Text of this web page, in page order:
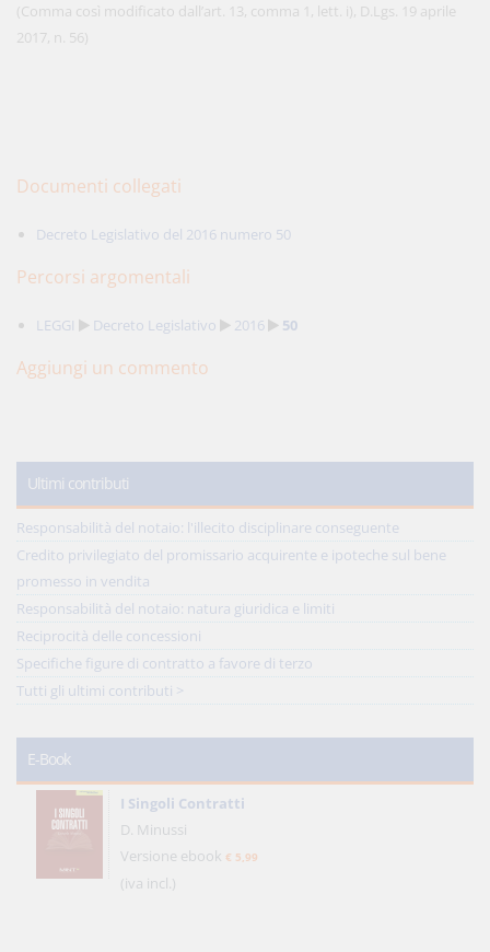
(Comma così modificato dall’art. 13, comma 1, lett. i), D.Lgs. 19 aprile
2017, n. 56)
Documenti collegati
Decreto Legislativo del 2016 numero 50
Percorsi argomentali
LEGGI Decreto Legislativo 2016 50
Aggiungi un commento
Ultimi contributi
Responsabilità del notaio: l'illecito disciplinare conseguente
Credito privilegiato del promissario acquirente e ipoteche sul bene
promesso in vendita
Responsabilità del notaio: natura giuridica e limiti
Reciprocità delle concessioni
Specifiche figure di contratto a favore di terzo
Tutti gli ultimi contributi >
E-Book
I Singoli Contratti
D. Minussi
Versione ebook € 5,99
(iva incl.)